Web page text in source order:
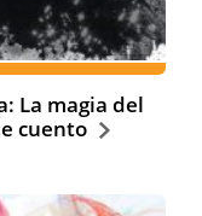
La magia del
cuento